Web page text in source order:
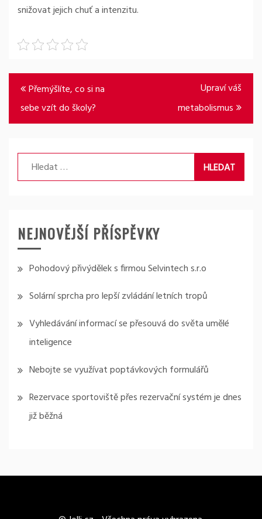
snižovat jejich chuť a intenzitu.
Navigace
pro
příspěvek
Přemýšlíte, co si na
sebe vzít do školy?
Upraví váš
metabolismus
Vyhledávání
NEJNOVĚJŠÍ PŘÍSPĚVKY
Pohodový přivýdělek s firmou Selvintech s.r.o
Solární sprcha pro lepší zvládání letních tropů
Vyhledávání informací se přesouvá do světa umělé
inteligence
Nebojte se využívat poptávkových formulářů
Rezervace sportoviště přes rezervační systém je dnes
již běžná